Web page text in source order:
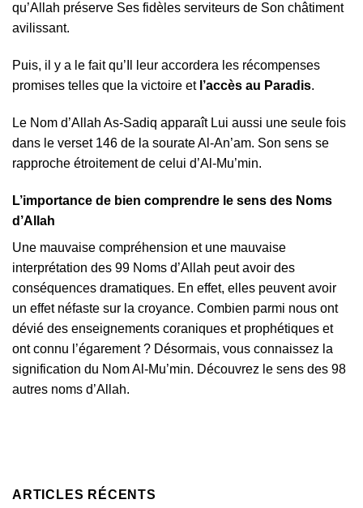
qu’Allah préserve Ses fidèles serviteurs de Son châtiment
avilissant.
Puis, il y a le fait qu’Il leur accordera les récompenses
promises telles que la victoire et l’accès au Paradis.
Le Nom d’Allah As-Sadiq apparaît Lui aussi une seule fois
dans le verset 146 de la sourate Al-An’am. Son sens se
rapproche étroitement de celui d’Al-Mu’min.
L’importance de bien comprendre le sens des Noms
d’Allah
Une mauvaise compréhension et une mauvaise
interprétation des 99 Noms d’Allah peut avoir des
conséquences dramatiques. En effet, elles peuvent avoir
un effet néfaste sur la croyance. Combien parmi nous ont
dévié des enseignements coraniques et prophétiques et
ont connu l’égarement ? Désormais, vous connaissez la
signification du Nom Al-Mu’min. Découvrez le sens des 98
autres noms d’Allah.
ARTICLES RÉCENTS